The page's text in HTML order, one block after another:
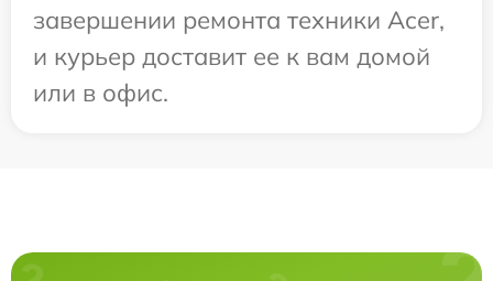
завершении ремонта техники Acer,
и курьер доставит ее к вам домой
или в офис.